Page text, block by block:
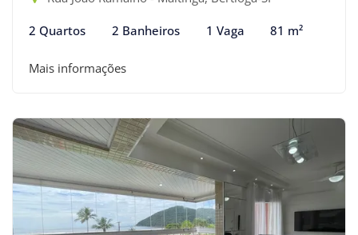
2 Quartos 2 Banheiros 1 Vaga 81 m²
Mais informações